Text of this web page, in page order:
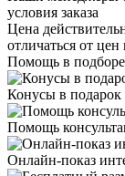
условия заказа
Цена
отличаться от
Помощь в подборе
Конусы в подарок
Помощь
Онлайн-показ